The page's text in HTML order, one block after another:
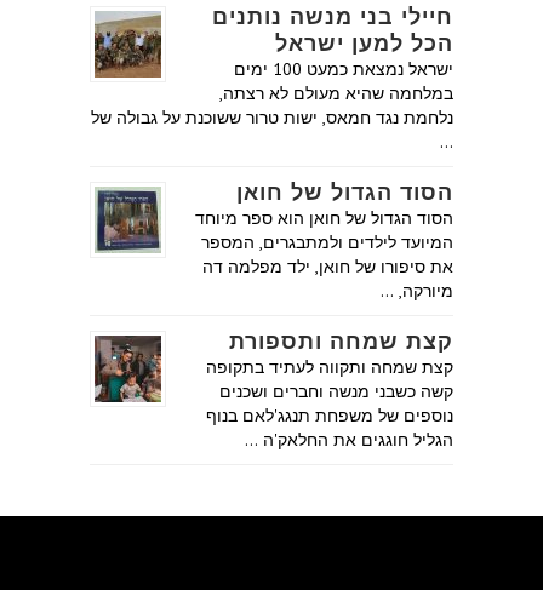
חיילי בני מנשה נותנים
הכל למען ישראל
ישראל נמצאת כמעט 100 ימים
במלחמה שהיא מעולם לא רצתה,
נלחמת נגד חמאס, ישות טרור ששוכנת על גבולה של
…
הסוד הגדול של חואן
הסוד הגדול של חואן הוא ספר מיוחד
המיועד לילדים ולמתבגרים, המספר
את סיפורו של חואן, ילד מפלמה דה
מיורקה, …
קצת שמחה ותספורת
קצת שמחה ותקווה לעתיד בתקופה
קשה כשבני מנשה וחברים ושכנים
נוספים של משפחת תנגג'לאם בנוף
הגליל חוגגים את החלאק'ה …